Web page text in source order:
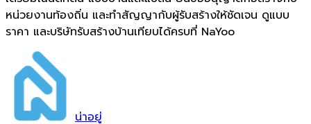
หน่วยงานท้องถิ่น และทำสัญญากับผู้รับสร้างให้ชัดเจน ดูแบบ
ราคา และบริษัทรับสร้างบ้านเทียบได้ครบที่ NaYoo
น่าอยู่